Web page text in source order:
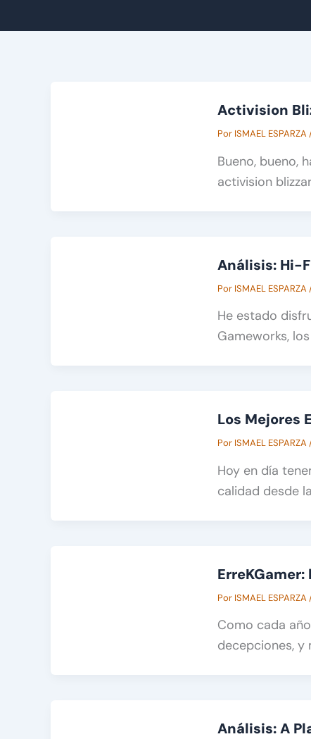
Activision
Por ISMAEL ESPARZA
Bueno, bueno,
activision
Análisis: Hi-
Por ISMAEL ESPARZA
He estado
Gameworks,
Los Mejores
Por ISMAEL ESPARZA
Hoy en día
calidad desde
Por ISMAEL ESPARZA
Como cada
decepciones, y
Análisis: A